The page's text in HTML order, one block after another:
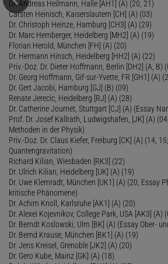
Dr. Andreas Heilmann, Halle [AH1] (A) (20, 21)
Carsten Heinisch, Kaiserslautern [CH] (A) (03)
Dr. Christoph Heinze, Hamburg [CH3] (A) (29)
Dr. Marc Hemberger, Heidelberg [MH2] (A) (19)
Florian Herold, München [FH] (A) (20)
Dr. Hermann Hinsch, Heidelberg [HH2] (A) (22)
Priv.-Doz. Dr. Dieter Hoffmann, Berlin [DH2] (A, B)
Dr. Georg Hoffmann, Gif-sur-Yvette, FR [GH1] (A)
Dr. Gert Jacobi, Hamburg [GJ] (B) (09)
Renate Jerecic, Heidelberg [RJ] (A) (28)
Dr. Catherine Journet, Stuttgart [CJ] (A) (Essay
Prof. Dr. Josef Kallrath, Ludwigshafen, [JK] (A)
Methoden in der Physik)
Priv.-Doz. Dr. Claus Kiefer, Freiburg [CK] (A) (14,
Quantengravitation)
Richard Kilian, Wiesbaden [RK3] (22)
Dr. Ulrich Kilian, Heidelberg [UK] (A) (19)
Dr. Uwe Klemradt, München [UK1] (A) (20, Essay
kritische Phänomene)
Dr. Achim Knoll, Karlsruhe [AK1] (A) (20)
Dr. Alexei Kojevnikov, College Park, USA [AK3] (A)
Dr. Berndt Koslowski, Ulm [BK] (A) (Essay Ober-
Dr. Bernd Krause, München [BK1] (A) (19)
Dr. Jens Kreisel, Grenoble [JK2] (A) (20)
Dr. Gero Kube, Mainz [GK] (A) (18)